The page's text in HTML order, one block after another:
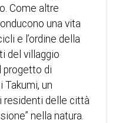
Come altre
una vita
e l’ordine della
del villaggio
progetto di
Takumi, un
residenti delle città
nella natura.